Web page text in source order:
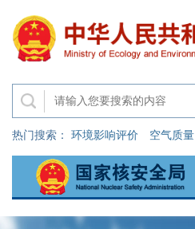
热门搜索： 环境影响评价 空气质量